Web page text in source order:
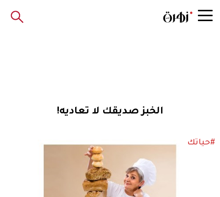
الخبز صديقك لا تعاديه!
#حياتك